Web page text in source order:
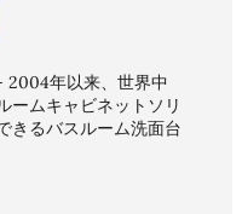
2004年以来、世界中
ームキャビネットソリ
きるバスルーム洗面台